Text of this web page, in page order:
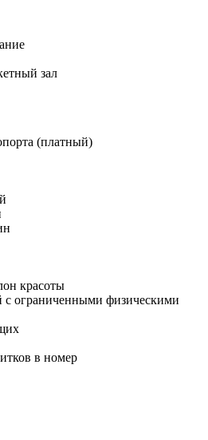
зал
(платный)
красоты
с ограниченными физическими
в номер